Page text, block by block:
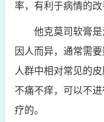
率，有利于病情的改
他克莫司软膏
因人而异，通常需
人群中相对常见的
不痛不痒，可以不
疗的。